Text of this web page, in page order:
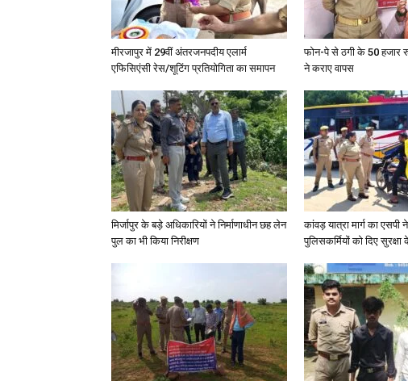
मीरजापुर में 29वीं अंतरजनपदीय एलार्म
एफिसिएंसी रेस/शूटिंग प्रतियोगिता का समापन
फोन-पे से ठगी के 50 हजार
ने कराए वापस
मिर्जापुर के बड़े अधिकारियों ने निर्माणाधीन छह लेन
पुल का भी किया निरीक्षण
कांवड़ यात्रा मार्ग का एसपी
पुलिसकर्मियों को दिए सुरक्षा